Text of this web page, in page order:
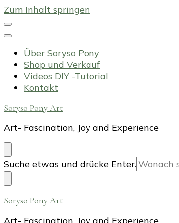
Zum Inhalt springen
Über Soryso Pony
Shop und Verkauf
Videos DIY -Tutorial
Kontakt
Soryso Pony Art
Art- Fascination, Joy and Experience
Suchst
du
nach
etwas?
Suche etwas und drücke Enter.
Soryso Pony Art
Art- Fascination, Joy and Experience